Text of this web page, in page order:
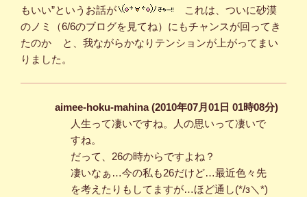
もいい”というお話が
これは、ついに砂漠
のノミ（6/6のブログを見てね）にもチャンスが回ってき
たのか
と、我ながらかなりテンションが上がってまい
りました。
aimee-hoku-mahina (2010年07月01日 01時08分)
人生って凄いですね。人の思いって凄いで
すね。
だって、26の時からですよね？
凄いなぁ…今の私も26だけど…最近色々先
を考えたりもしてますが…ほど通し(*/з＼*)